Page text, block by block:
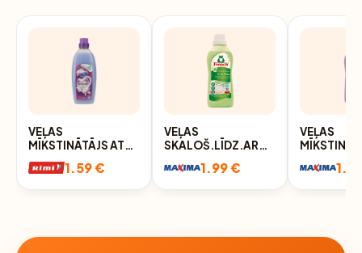
VEĻAS
MĪKSTINĀTĀJS AT
HOME FLORAL
750ML1.59 €
VEĻAS
SKALOŠ.LĪDZ.AR
FROSCH,750ML
1.99 €
VEĻAS